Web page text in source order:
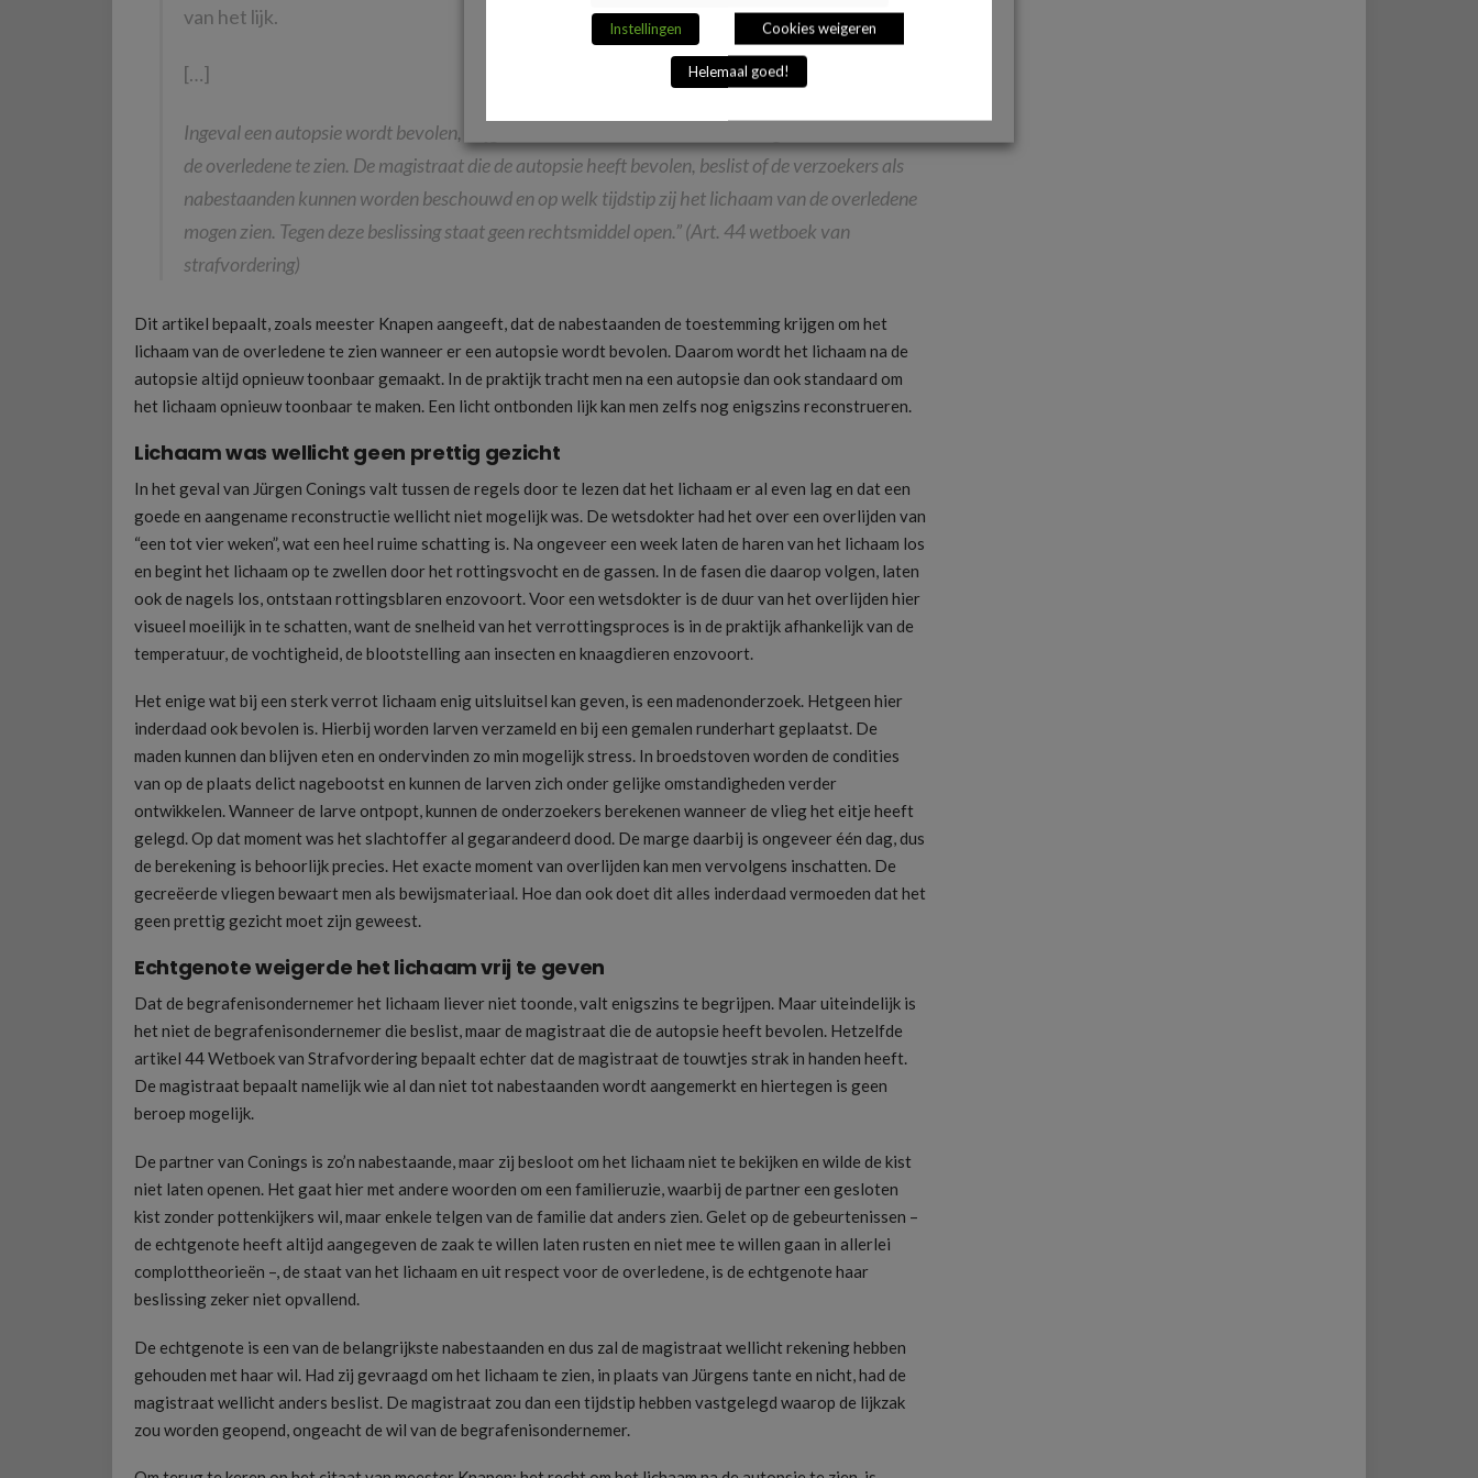
van het lijk.
[…]
Ingeval een autopsie wordt bevolen, krijgen de nabestaanden de toestemming het lichaam van
de overledene te zien. De magistraat die de autopsie heeft bevolen, beslist of de verzoekers als
nabestaanden kunnen worden beschouwd en op welk tijdstip zij het lichaam van de overledene
mogen zien. Tegen deze beslissing staat geen rechtsmiddel open.” (Art. 44 wetboek van
strafvordering)
Dit artikel bepaalt, zoals meester Knapen aangeeft, dat de nabestaanden de toestemming krijgen om het
lichaam van de overledene te zien wanneer er een autopsie wordt bevolen. Daarom wordt het lichaam na de
autopsie altijd opnieuw toonbaar gemaakt. In de praktijk tracht men na een autopsie dan ook standaard om
het lichaam opnieuw toonbaar te maken. Een licht ontbonden lijk kan men zelfs nog enigszins reconstrueren.
Lichaam was wellicht geen prettig gezicht
In het geval van Jürgen Conings valt tussen de regels door te lezen dat het lichaam er al even lag en dat een
goede en aangename reconstructie wellicht niet mogelijk was. De wetsdokter had het over een overlijden van
“een tot vier weken”, wat een heel ruime schatting is. Na ongeveer een week laten de haren van het lichaam los
en begint het lichaam op te zwellen door het rottingsvocht en de gassen. In de fasen die daarop volgen, laten
ook de nagels los, ontstaan rottingsblaren enzovoort. Voor een wetsdokter is de duur van het overlijden hier
visueel moeilijk in te schatten, want de snelheid van het verrottingsproces is in de praktijk afhankelijk van de
temperatuur, de vochtigheid, de blootstelling aan insecten en knaagdieren enzovoort.
Het enige wat bij een sterk verrot lichaam enig uitsluitsel kan geven, is een madenonderzoek. Hetgeen hier
inderdaad ook bevolen is. Hierbij worden larven verzameld en bij een gemalen runderhart geplaatst. De
maden kunnen dan blijven eten en ondervinden zo min mogelijk stress. In broedstoven worden de condities
van op de plaats delict nagebootst en kunnen de larven zich onder gelijke omstandigheden verder
ontwikkelen. Wanneer de larve ontpopt, kunnen de onderzoekers berekenen wanneer de vlieg het eitje heeft
gelegd. Op dat moment was het slachtoffer al gegarandeerd dood. De marge daarbij is ongeveer één dag, dus
de berekening is behoorlijk precies. Het exacte moment van overlijden kan men vervolgens inschatten. De
gecreëerde vliegen bewaart men als bewijsmateriaal. Hoe dan ook doet dit alles inderdaad vermoeden dat het
geen prettig gezicht moet zijn geweest.
Echtgenote weigerde het lichaam vrij te geven
Dat de begrafenisondernemer het lichaam liever niet toonde, valt enigszins te begrijpen. Maar uiteindelijk is
het niet de begrafenisondernemer die beslist, maar de magistraat die de autopsie heeft bevolen. Hetzelfde
artikel 44 Wetboek van Strafvordering bepaalt echter dat de magistraat de touwtjes strak in handen heeft.
De magistraat bepaalt namelijk wie al dan niet tot nabestaanden wordt aangemerkt en hiertegen is geen
beroep mogelijk.
De partner van Conings is zo’n nabestaande, maar zij besloot om het lichaam niet te bekijken en wilde de kist
niet laten openen. Het gaat hier met andere woorden om een familieruzie, waarbij de partner een gesloten
kist zonder pottenkijkers wil, maar enkele telgen van de familie dat anders zien. Gelet op de gebeurtenissen –
de echtgenote heeft altijd aangegeven de zaak te willen laten rusten en niet mee te willen gaan in allerlei
complottheorieën –, de staat van het lichaam en uit respect voor de overledene, is de echtgenote haar
beslissing zeker niet opvallend.
De echtgenote is een van de belangrijkste nabestaanden en dus zal de magistraat wellicht rekening hebben
gehouden met haar wil. Had zij gevraagd om het lichaam te zien, in plaats van Jürgens tante en nicht, had de
magistraat wellicht anders beslist. De magistraat zou dan een tijdstip hebben vastgelegd waarop de lijkzak
zou worden geopend, ongeacht de wil van de begrafenisondernemer.
Instellingen Cookies weigeren
Helemaal goed!